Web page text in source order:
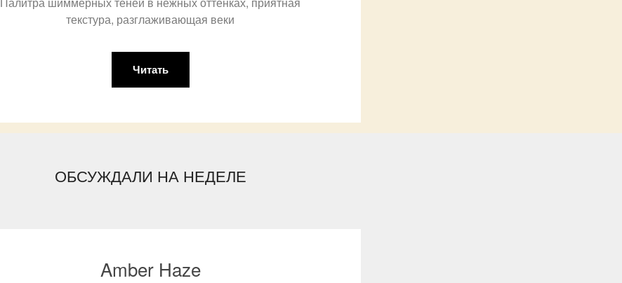
текстура, разглаживающая веки
Читать
ОБСУЖДАЛИ НА НЕДЕЛЕ
Amber Haze